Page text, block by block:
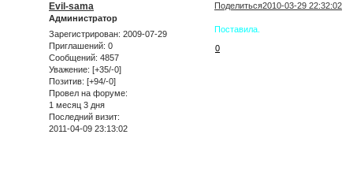
Поделиться2010-03-29 22:32:02
Evil-sama
Администратор
Зарегистрирован: 2009-07-29
Приглашений: 0
Сообщений: 4857
Уважение: [+35/-0]
Позитив: [+94/-0]
Провел на форуме:
1 месяц 3 дня
Последний визит:
2011-04-09 23:13:02
Поставила.
0